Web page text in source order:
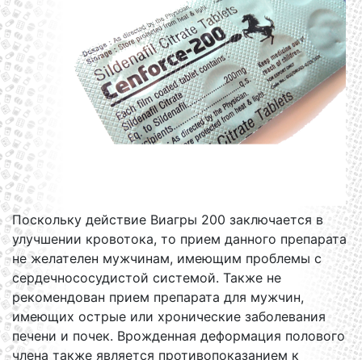
Поскольку действие Виагры 200 заключается в
улучшении кровотока, то прием данного препарата
не желателен мужчинам, имеющим проблемы с
сердечнососудистой системой. Также не
рекомендован прием препарата для мужчин,
имеющих острые или хронические заболевания
печени и почек. Врожденная деформация полового
члена также является противопоказанием к